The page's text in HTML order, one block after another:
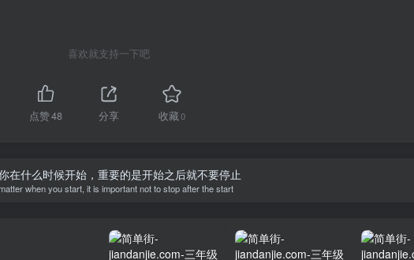
喜欢就支持一下吧
点赞48 分享 收藏0
在什么时候开始，重要的是开始之后就不要停止
when you start, it is important not to stop after the start